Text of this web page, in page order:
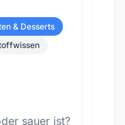
& Desserts
sauer ist?